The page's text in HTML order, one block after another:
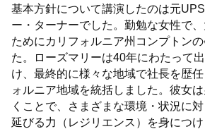
基本方針について講演したのは元
ー・ターナーでした。勤勉な女性で
ためにカリフォルニア州コンプトン
た。ローズマリーは40年にわたって
け、最終的に様々な地域で社長を歴
ォルニア地域を統括しました。彼女
くことで、さまざまな環境・状況に
延びる力（レジリエンス）を身につ